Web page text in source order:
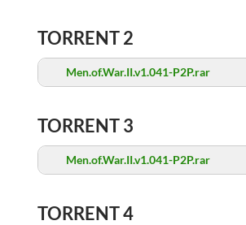
TORRENT 2
Men.of.War.II.v1.041-P2P.rar
TORRENT 3
Men.of.War.II.v1.041-P2P.rar
TORRENT 4